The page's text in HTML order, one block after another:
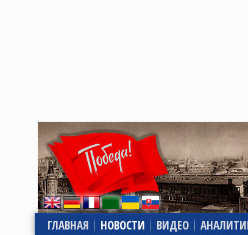
ГЛАВНАЯ НОВОСТИ ВИДЕО